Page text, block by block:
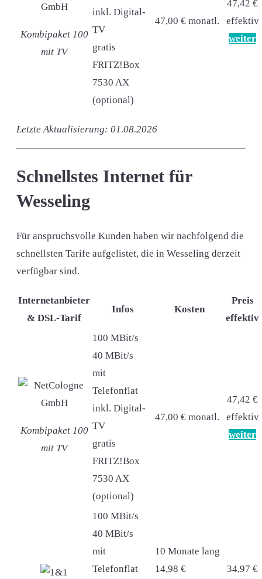
Kombipaket 100
mit TV
inkl. Digital-
TV
gratis
FRITZ!Box
7530 AX
(optional)
47,00 € monatl.
47,42 €
effektiv
weiter
Letzte Aktualisierung: 01.08.2026
Schnellstes Internet für
Wesseling
Für anspruchsvolle Kunden haben wir nachfolgend die
schnellsten Tarife aufgelistet, die in Wesseling derzeit
verfügbar sind.
Internetanbieter
& DSL-Tarif
Infos Kosten
Preis
effektiv
Kombipaket 100
mit TV
100 MBit/s
40 MBit/s
mit
Telefonflat
inkl. Digital-
TV
gratis
FRITZ!Box
7530 AX
(optional)
47,00 € monatl.
47,42 €
effektiv
weiter
100 MBit/s
40 MBit/s
mit
Telefonflat
10 Monate lang
14,98 €
34,97 €